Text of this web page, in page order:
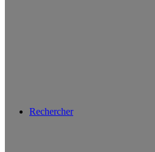
Rechercher